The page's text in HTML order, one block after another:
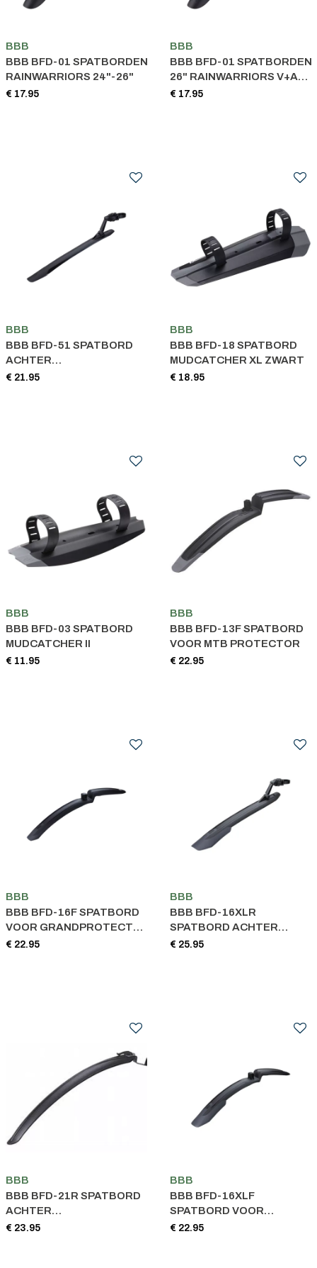
BBB
BBB BFD-01 SPATBORDEN
RAINWARRIORS 24"-26"
€ 17.95
BBB
BBB BFD-01 SPATBORDEN
26" RAINWARRIORS V+A
26"-28"
€ 17.95
BBB
BBB BFD-51 SPATBORD
ACHTER
GRAVELCATCHER
€ 21.95
BBB
BBB BFD-18 SPATBORD
MUDCATCHER XL ZWART
€ 18.95
BBB
BBB BFD-03 SPATBORD
MUDCATCHER II
€ 11.95
BBB
BBB BFD-13F SPATBORD
VOOR MTB PROTECTOR
€ 22.95
BBB
BBB BFD-16F SPATBORD
VOOR GRANDPROTECT
MTB ZWART
€ 22.95
BBB
BBB BFD-16XLR
SPATBORD ACHTER
GRANDPROTECT XL MTB
€ 25.95
BBB
BBB BFD-21R SPATBORD
ACHTER
ROADPROTECTOR
€ 23.95
BBB
BBB BFD-16XLF
SPATBORD VOOR
GRANDPROTECT XL MTB
€ 22.95